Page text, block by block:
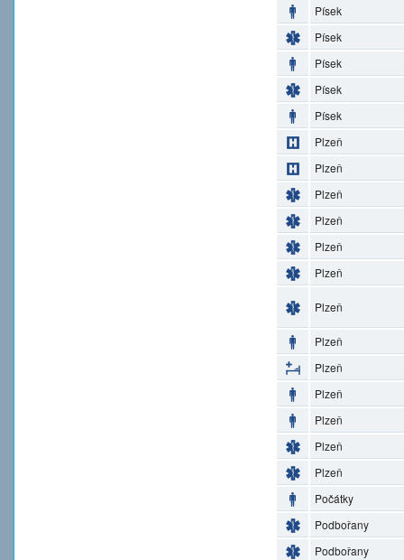
Písek
Písek
Písek
Písek
Písek
Plzeň
Plzeň
Plzeň
Plzeň
Plzeň
Plzeň
Plzeň
Plzeň
Plzeň
Plzeň
Plzeň
Plzeň
Plzeň
Počátky
Podbořany
Podbořany